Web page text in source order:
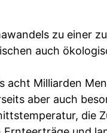
zu einer
auch
acht Milliarden
aber auch
die